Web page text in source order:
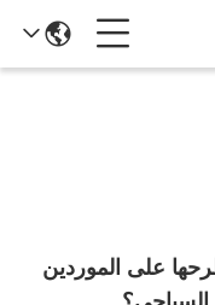
على الموردين